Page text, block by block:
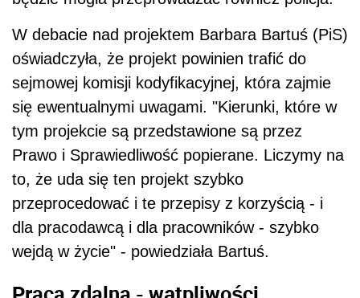
W debacie nad projektem Barbara Bartuś (PiS)
oświadczyła, że projekt powinien trafić do
sejmowej komisji kodyfikacyjnej, która zajmie
się ewentualnymi uwagami. "Kierunki, które w
tym projekcie są przedstawione są przez
Prawo i Sprawiedliwość popierane. Liczymy na
to, że uda się ten projekt szybko
przeprocedować i te przepisy z korzyścią - i
dla pracodawcą i dla pracowników - szybko
wejdą w życie" - powiedziała Bartuś.